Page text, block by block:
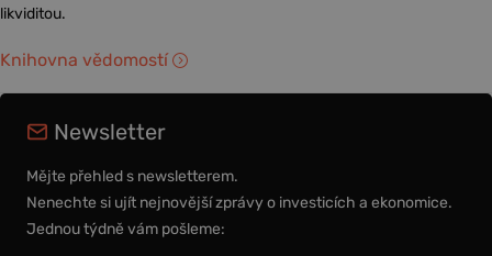
likviditou.
Knihovna vědomostí
Newsletter
Mějte přehled s newsletterem.
Nenechte si ujít nejnovější zprávy o investicích a ekonomice.
Jednou týdně vám pošleme: